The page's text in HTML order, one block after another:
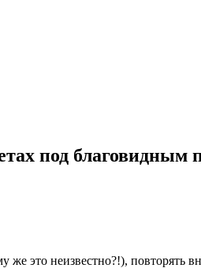
под благовидным
это неизвестно?!), повторять